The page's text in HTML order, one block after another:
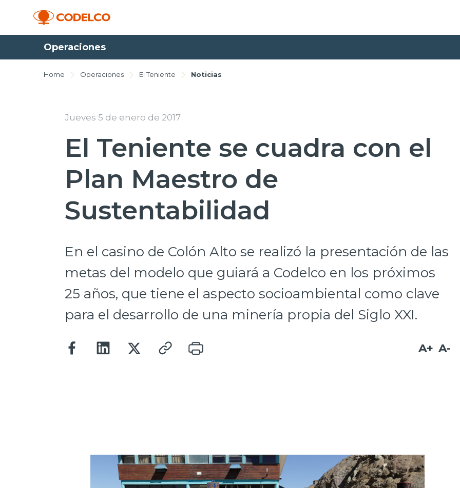
Operaciones
Home Operaciones El Teniente Noticias
Jueves 5 de enero de 2017
El Teniente se cuadra con el
Plan Maestro de
Sustentabilidad
En el casino de Colón Alto se realizó la presentación de las
metas del modelo que guiará a Codelco en los próximos
25 años, que tiene el aspecto socioambiental como clave
para el desarrollo de una minería propia del Siglo XXI.
A+ A-